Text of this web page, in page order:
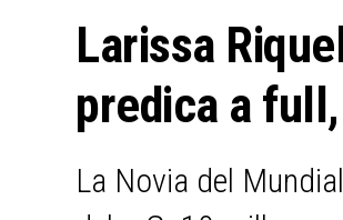
Larissa
predica a
La Novia del